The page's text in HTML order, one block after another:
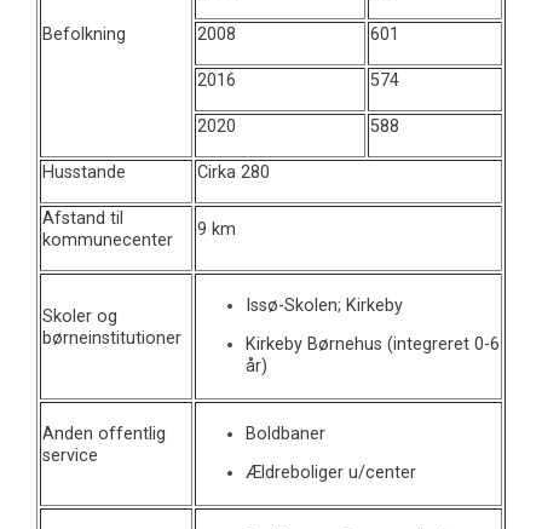
Befolkning 2008 601
2016 574
2020 588
Husstande Cirka 280
Afstand til
kommunecenter
9 km
Skoler og
børneinstitutioner
Issø-Skolen; Kirkeby
Kirkeby Børnehus (integreret 0-6
år)
Anden offentlig
service
Boldbaner
Ældreboliger u/center